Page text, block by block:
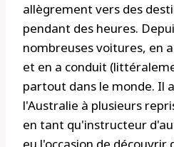
allègrement vers des
pendant des heures.
nombreuses voitures, en
et en a conduit
partout dans le monde. Il
l'Australie à plusieurs
en tant qu'instructeur